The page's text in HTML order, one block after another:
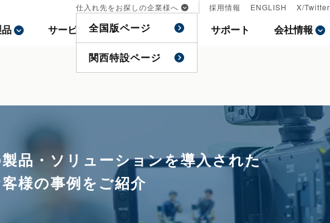
サービス 事例 特集 サポート 会社情報
仕入れ先をお探しの企業様へ
全国版ページ
関西特設ページ
採用情報 ENGLISH X/Twitter
サービス 事例 特集 サポート 会社情報
仕入れ先をお探しの企業様へ
全国版ページ
関西特設ページ
採用情報 ENGLISH X/Twitter
品・ソリューションを導入された
様の事例をご紹介